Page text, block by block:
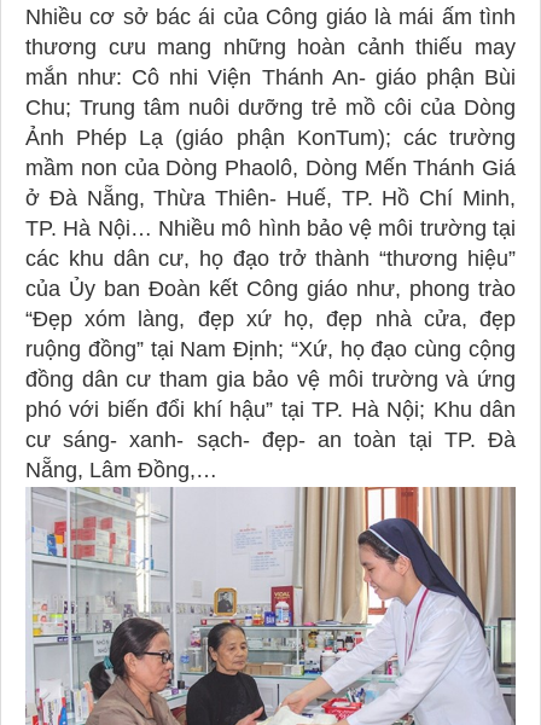
Nhiều cơ sở bác ái của Công giáo là mái ấm tình
thương cưu mang những hoàn cảnh thiếu may
mắn như: Cô nhi Viện Thánh An- giáo phận Bùi
Chu; Trung tâm nuôi dưỡng trẻ mồ côi của Dòng
Ảnh Phép Lạ (giáo phận KonTum); các trường
mầm non của Dòng Phaolô, Dòng Mến Thánh Giá
ở Đà Nẵng, Thừa Thiên- Huế, TP. Hồ Chí Minh,
TP. Hà Nội… Nhiều mô hình bảo vệ môi trường tại
các khu dân cư, họ đạo trở thành “thương hiệu”
của Ủy ban Đoàn kết Công giáo như, phong trào
“Đẹp xóm làng, đẹp xứ họ, đẹp nhà cửa, đẹp
ruộng đồng” tại Nam Định; “Xứ, họ đạo cùng cộng
đồng dân cư tham gia bảo vệ môi trường và ứng
phó với biến đổi khí hậu” tại TP. Hà Nội; Khu dân
cư sáng- xanh- sạch- đẹp- an toàn tại TP. Đà
Nẵng, Lâm Đồng,…